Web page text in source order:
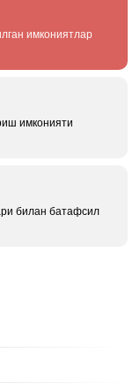
имкониятлар
имконияти
билан батафсил